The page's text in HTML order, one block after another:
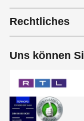
Rechtliches
Uns können